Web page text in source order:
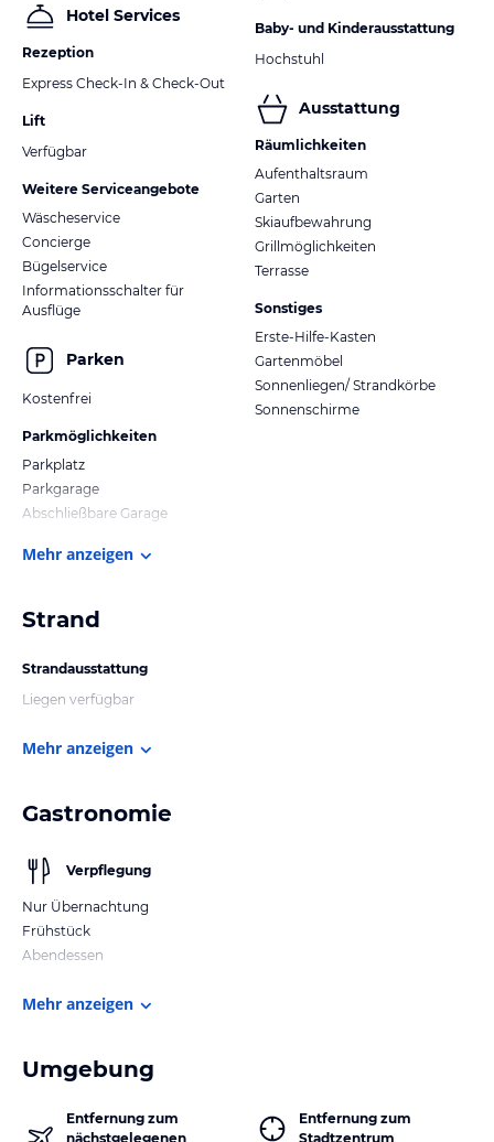
Hotel Services
Rezeption
Express Check-In & Check-Out
Lift
Verfügbar
Weitere Serviceangebote
Wäscheservice
Concierge
Bügelservice
Informationsschalter für
Ausflüge
Parken
Kostenfrei
Parkmöglichkeiten
Parkplatz
Parkgarage
Abschließbare Garage
Baby- und Kinderausstattung
Hochstuhl
Ausstattung
Räumlichkeiten
Aufenthaltsraum
Garten
Skiaufbewahrung
Grillmöglichkeiten
Terrasse
Sonstiges
Erste-Hilfe-Kasten
Gartenmöbel
Sonnenliegen/ Strandkörbe
Sonnenschirme
Mehr anzeigen
Strand
Strandausstattung
Liegen verfügbar
Mehr anzeigen
Gastronomie
Verpflegung
Nur Übernachtung
Frühstück
Abendessen
Mehr anzeigen
Umgebung
Entfernung zum
nächstgelegenen
Entfernung zum
Stadtzentrum